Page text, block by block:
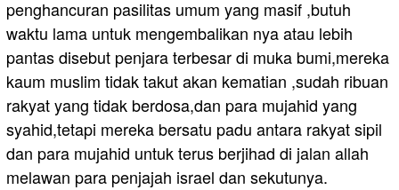
penghancuran pasilitas umum yang masif ,butuh
waktu lama untuk mengembalikan nya atau lebih
pantas disebut penjara terbesar di muka bumi,mereka
kaum muslim tidak takut akan kematian ,sudah ribuan
rakyat yang tidak berdosa,dan para mujahid yang
syahid,tetapi mereka bersatu padu antara rakyat sipil
dan para mujahid untuk terus berjihad di jalan allah
melawan para penjajah israel dan sekutunya.